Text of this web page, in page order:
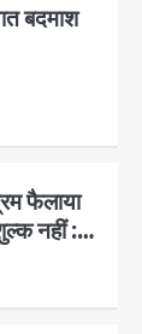
बदमाश
फैलाया
नहीं :